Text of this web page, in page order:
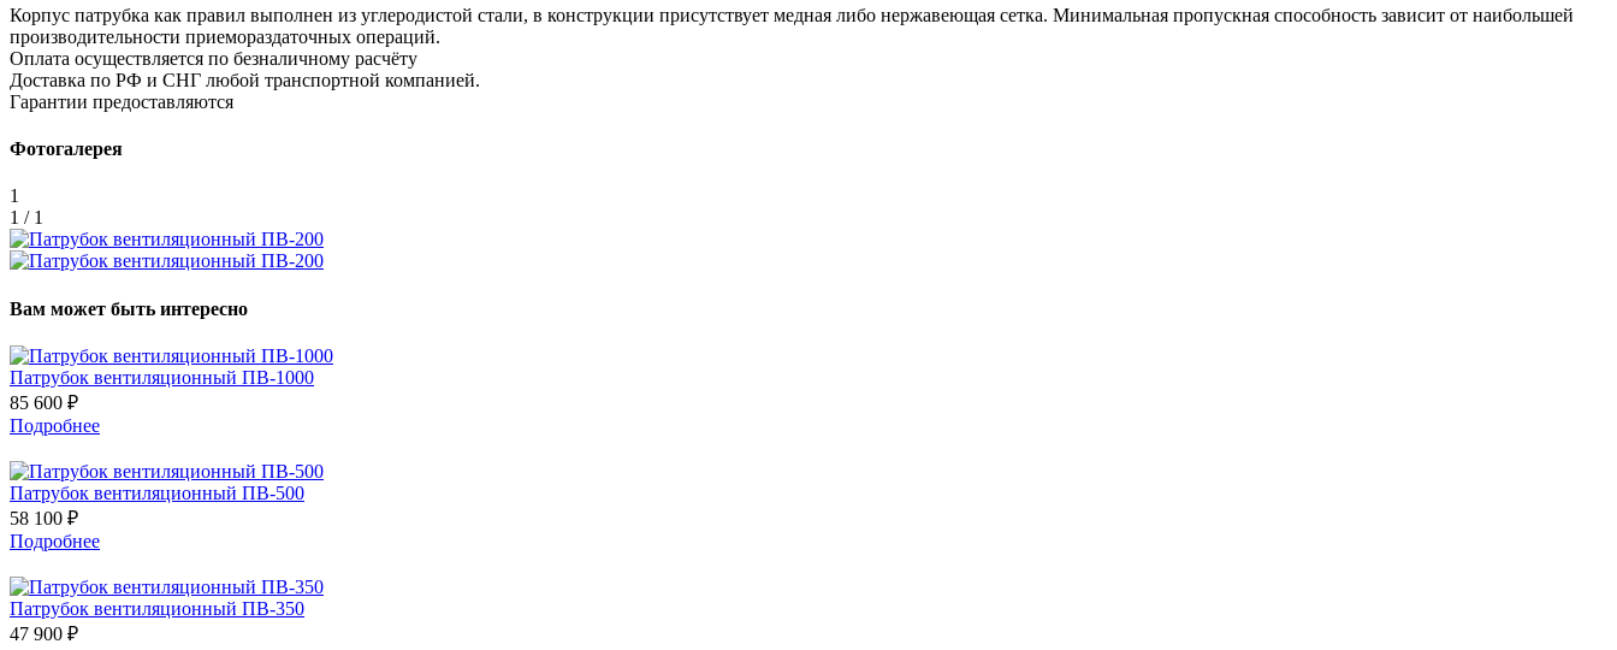
Корпус патрубка как правил выполнен из углеродистой стали, в конструкции присутствует медная либо нержавеющая сетка. Минимальная пропускная способность зависит от наибольшей
производительности приемораздаточных операций.
Оплата осуществляется по безналичному расчёту
Доставка по РФ и СНГ любой транспортной компанией.
Гарантии предоставляются
Фотогалерея
1
1 / 1
Вам может быть интересно
Патрубок вентиляционный ПВ-1000
85 600 ₽
Подробнее
Патрубок вентиляционный ПВ-500
58 100 ₽
Подробнее
Патрубок вентиляционный ПВ-350
47 900 ₽